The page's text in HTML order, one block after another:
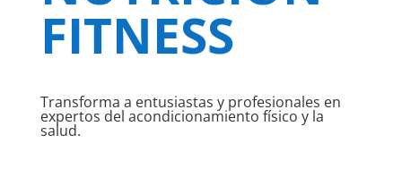
FITNESS
Transforma a entusiastas y profesionales en
expertos del acondicionamiento físico y la
salud.